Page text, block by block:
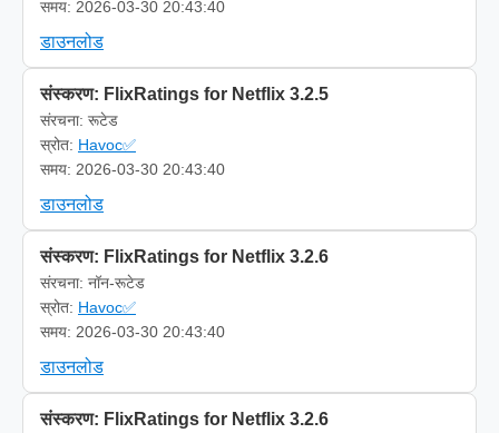
समय: 2026-03-30 20:43:40
डाउनलोड
संस्करण: FlixRatings for Netflix 3.2.5
संरचना: रूटेड
स्रोत: Havoc✅
समय: 2026-03-30 20:43:40
डाउनलोड
संस्करण: FlixRatings for Netflix 3.2.6
संरचना: नॉन-रूटेड
स्रोत: Havoc✅
समय: 2026-03-30 20:43:40
डाउनलोड
संस्करण: FlixRatings for Netflix 3.2.6